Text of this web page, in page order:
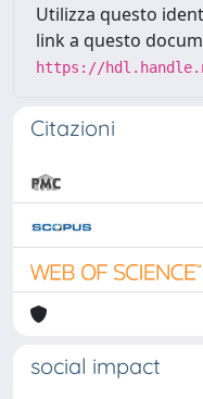
Utilizza questo
link a questo
https://
Citazioni
social impact